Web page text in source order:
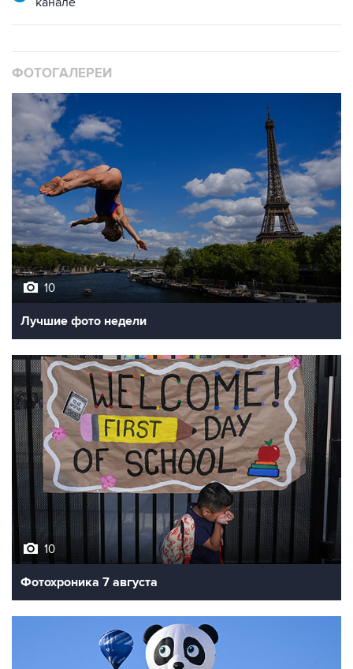
ФОТОГАЛЕРЕИ
10
Лучшие фото недели
10
Фотохроника 7 августа